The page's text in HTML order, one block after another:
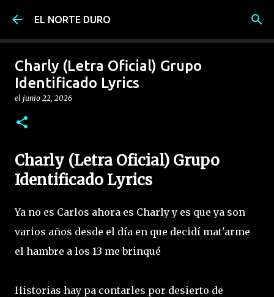
Ir al contenido principal
EL NORTE DURO
Charly (Letra Oficial) Grupo
Identificado Lyrics
el junio 22, 2026
Charly (Letra Oficial) Grupo
Identificado Lyrics
Ya no es Carlos ahora es Charly y es que ya son
varios años desde el día en que decidí mat'arme
el hambre a los 13 me brinqué
Historias hay pa contarles por desierto de